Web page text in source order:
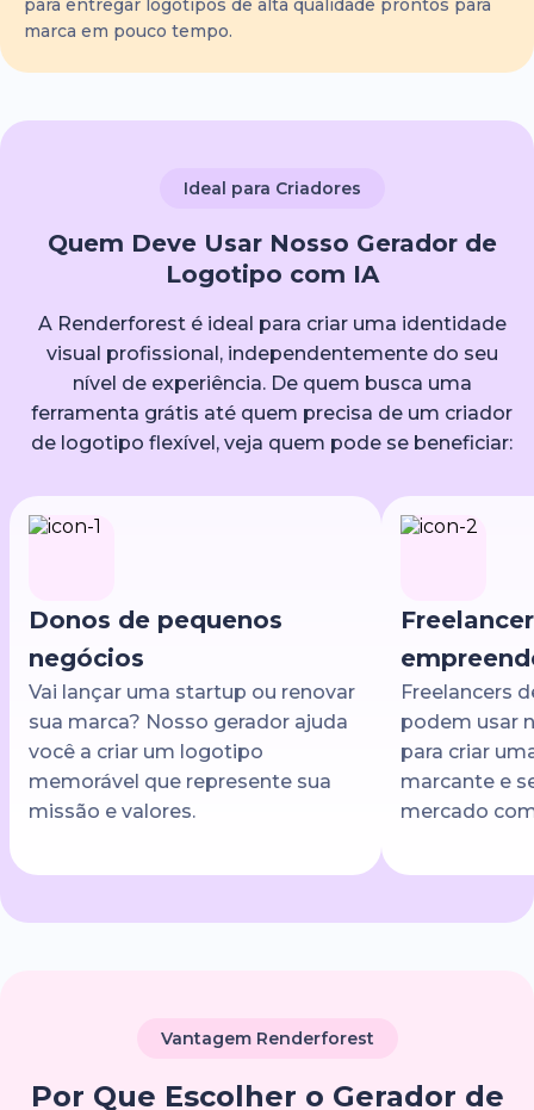
para entregar logotipos de alta qualidade prontos para
marca em pouco tempo.
Ideal para Criadores
Quem Deve Usar Nosso Gerador de
Logotipo com IA
A Renderforest é ideal para criar uma identidade
visual profissional, independentemente do seu
nível de experiência. De quem busca uma
ferramenta grátis até quem precisa de um criador
de logotipo flexível, veja quem pode se beneficiar:
Donos de pequenos
negócios
Vai lançar uma startup ou renovar
sua marca? Nosso gerador ajuda
você a criar um logotipo
memorável que represente sua
missão e valores.
Freelancers
podem usar
para criar
marcante e
mercado
Vantagem Renderforest
Por Que Escolher o Gerador de